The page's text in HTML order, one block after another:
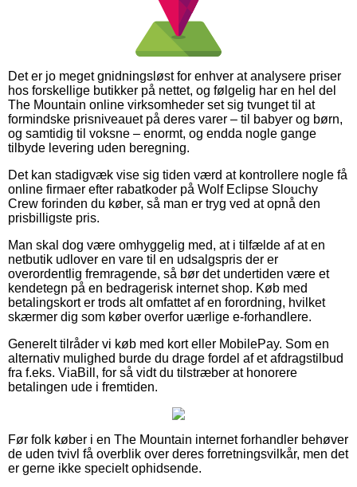
Det er jo meget gnidningsløst for enhver at analysere priser
hos forskellige butikker på nettet, og følgelig har en hel del
The Mountain online virksomheder set sig tvunget til at
formindske prisniveauet på deres varer – til babyer og børn,
og samtidig til voksne – enormt, og endda nogle gange
tilbyde levering uden beregning.
Det kan stadigvæk vise sig tiden værd at kontrollere nogle få
online firmaer efter rabatkoder på Wolf Eclipse Slouchy
Crew forinden du køber, så man er tryg ved at opnå den
prisbilligste pris.
Man skal dog være omhyggelig med, at i tilfælde af at en
netbutik udlover en vare til en udsalgspris der er
overordentlig fremragende, så bør det undertiden være et
kendetegn på en bedragerisk internet shop. Køb med
betalingskort er trods alt omfattet af en forordning, hvilket
skærmer dig som køber overfor uærlige e-forhandlere.
Generelt tilråder vi køb med kort eller MobilePay. Som en
alternativ mulighed burde du drage fordel af et afdragstilbud
fra f.eks. ViaBill, for så vidt du tilstræber at honorere
betalingen ude i fremtiden.
Før folk køber i en The Mountain internet forhandler behøver
de uden tvivl få overblik over deres forretningsvilkår, men det
er gerne ikke specielt ophidsende.